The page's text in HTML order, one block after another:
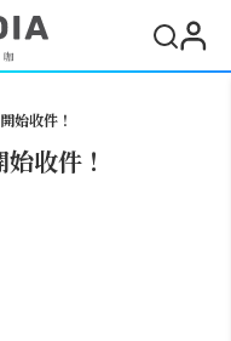
始收件！
收件！